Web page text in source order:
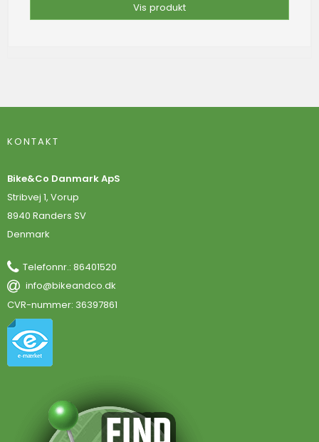
Vis produkt
KONTAKT
Bike&Co Danmark ApS
Stribvej 1, Vorup
8940 Randers SV
Denmark
Telefonnr.: 86401520
info@bikeandco.dk
CVR-nummer: 36397861